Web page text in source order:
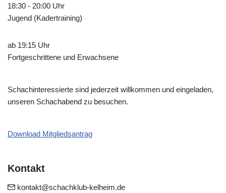
18:30 - 20:00 Uhr
Jugend (Kadertraining)
ab 19:15 Uhr
Fortgeschrittene und Erwachsene
Schachinteressierte sind jederzeit willkommen und eingeladen,
unseren Schachabend zu besuchen.
Download Mitgliedsantrag
Kontakt
kontakt@schachklub-kelheim.de